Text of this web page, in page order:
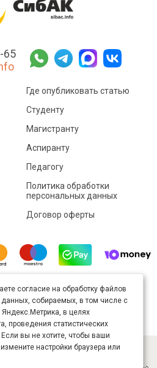
65
Где опубликовать статью
Студенту
Магистранту
Аспиранту
Педагогу
Политика обработки
персональных данных
Договор оферты
доступно полицензии Creative
«Attribution» («Атрибуция») 4.0
.
(ISSN 2541-9412). Издатель — ООО
в Научной электронной
согласие на обработку файлов
данных, собираемых, в том числе с
в целях
проведения статистических
вы не хотите, чтобы ваши
настройки браузера или